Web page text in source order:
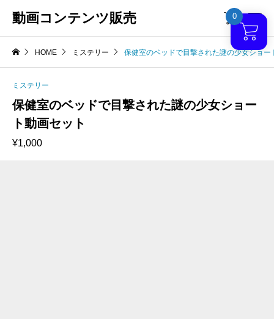
動画コンテンツ販売 
HOME ミステリー 保健室のベッドで目撃された謎の少女ショー
ミステリー
保健室のベッドで目撃された謎の少女ショー
ト動画セット
¥1,000
0